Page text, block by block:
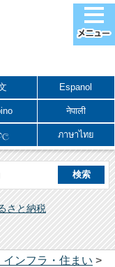
Espanol
नेपाली
ภาษาไทย
さと納税
インフラ・住まい >